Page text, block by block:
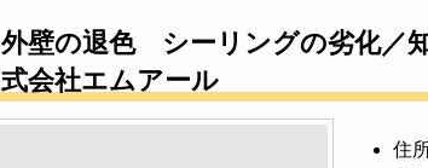
外壁の退色 シーリングの劣化
式会社エムアール
住